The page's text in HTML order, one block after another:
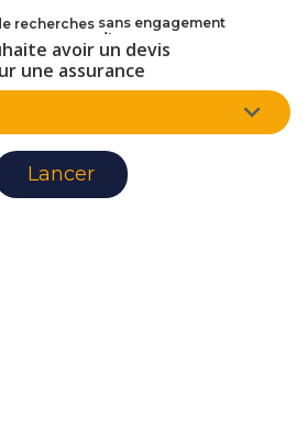
recherches d'assurance
avoir un devis
une assurance
Lancer